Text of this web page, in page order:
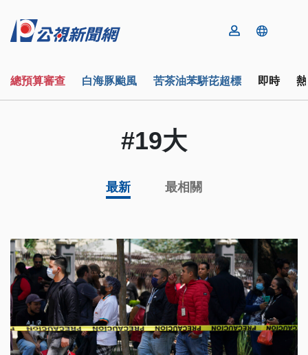
總預算審查 白海豚颱風 苦茶油苯駢芘超標 即時
#19大
最新 最相關